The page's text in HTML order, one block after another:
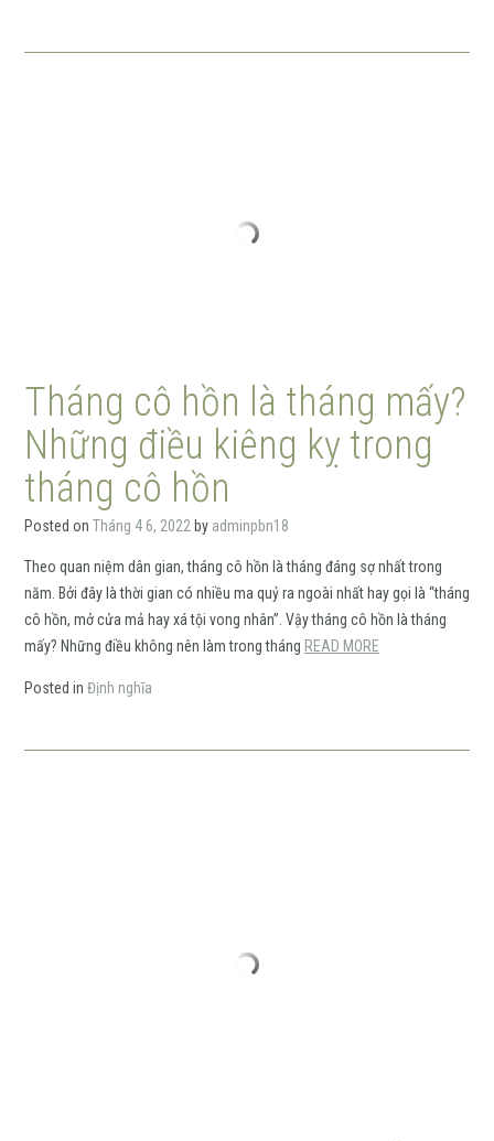
Tháng cô hồn là tháng mấy?
Những điều kiêng kỵ trong
tháng cô hồn
Posted on Tháng 4 6, 2022 by adminpbn18
Theo quan niệm dân gian, tháng cô hồn là tháng đáng sợ nhất trong
năm. Bởi đây là thời gian có nhiều ma quỷ ra ngoài nhất hay gọi là “tháng
cô hồn, mở cửa mả hay xá tội vong nhân”. Vậy tháng cô hồn là tháng
mấy? Những điều không nên làm trong tháng READ MORE
Posted in Định nghĩa